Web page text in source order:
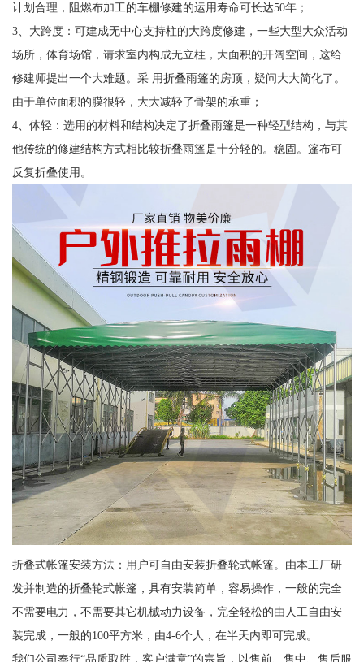
计划合理，阻燃布加工的车棚修建的运用寿命可长达50年；
3、大跨度：可建成无中心支持柱的大跨度修建，一些大型大众活动
场所，体育场馆，请求室内构成无立柱，大面积的开阔空间，这给
修建师提出一个大难题。采 用折叠雨篷的房顶，疑问大大简化了。
由于单位面积的膜很轻，大大减轻了骨架的承重；
4、体轻：选用的材料和结构决定了折叠雨篷是一种轻型结构，与其
他传统的修建结构方式相比较折叠雨篷是十分轻的。稳固。篷布可
反复折叠使用。
折叠式帐篷安装方法：用户可自由安装折叠轮式帐篷。由本工厂研
发并制造的折叠轮式帐篷，具有安装简单，容易操作，一般的完全
不需要电力，不需要其它机械动力设备，完全轻松的由人工自由安
装完成，一般的100平方米，由4-6个人，在半天内即可完成。
我们公司奉行“品质取胜，客户满意”的宗旨，以售前、售中、售后服